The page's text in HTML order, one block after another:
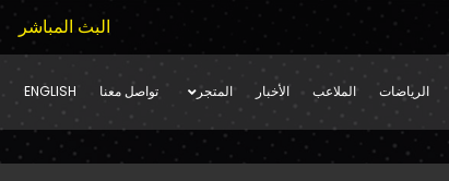
البث المباشر
الرياضات الملاعب الأخبار المتجر تواصل معنا ENGLISH